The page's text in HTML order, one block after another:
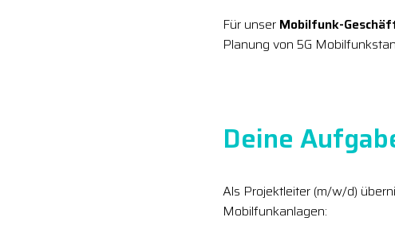
Für unser Mobilfunk-
Planung von 5G
Deine
Als Projektleiter (m/w/d)
Mobilfunkanlagen: